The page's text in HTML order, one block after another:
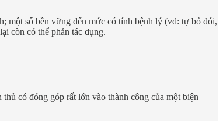
một số bền vững đến mức có tính bệnh lý (vd: tự bỏ đói,
còn có thể phản tác dụng.
có đóng góp rất lớn vào thành công của một biện